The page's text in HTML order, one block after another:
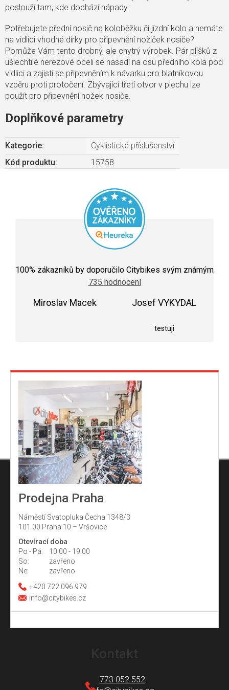
poslouží tam, kde dochází nápady.
Potřebujete přední nosič na koloběžku či jízdní kolo a nemáte
na vidlici vhodné dírky pro připevnění nožiček nosiče?
Pomůže Vám tento drobný, ale chytrý výrobek. Pár plíšků z
ušlechtilé nerezové oceli se nasadí na osu předního kola pod
vidlici a zajistí se připevněním k návarku pro blatníkovou
vzpěru proti protočení. Zbývající třetí otvor v plechu lze
použít pro připevnění nožek nosiče.
Doplňkové parametry
Kategorie:
Cyklistické příslušenství
Kód produktu:
15758
hodnocení
obchodu
je
100% zákazníků by doporučilo Citybikes svým známým
735 hodnocení
Miroslav Macek Josef VYKYDAL
testuji
Prodejna Praha
Náměstí Svatopluka Čecha 1348/3
101 00 Praha 10 – Vršovice
Otevírací doba
Po - Pá:
10:00 - 19:00
So:
zavřeno
Ne:
zavřeno
+420 722 096 979
info@citybikes.cz
773 052 552